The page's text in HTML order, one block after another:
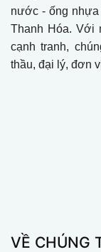
nước - ống nhựa
Thanh Hóa. Với
cạnh tranh,
thầu, đại lý, đơn
VỀ CHÚNG